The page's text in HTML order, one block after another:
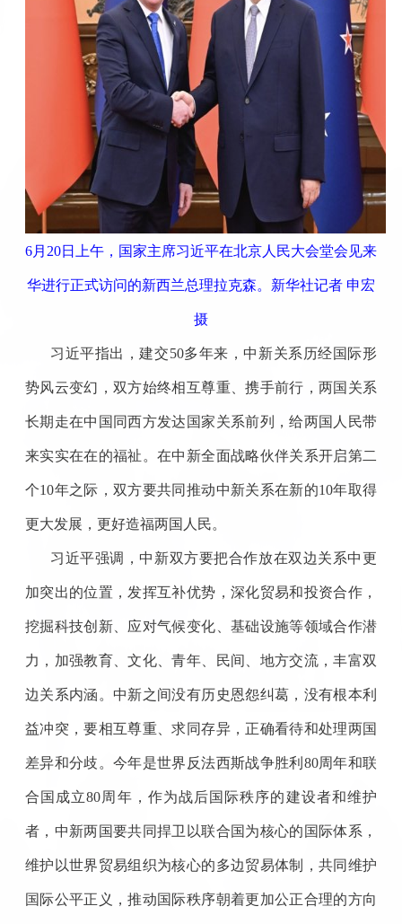
6月20日上午，国家主席习近平在北京人民大会堂会见来
华进行正式访问的新西兰总理拉克森。新华社记者 申宏
摄
习近平指出，建交50多年来，中新关系历经国际形
势风云变幻，双方始终相互尊重、携手前行，两国关系
长期走在中国同西方发达国家关系前列，给两国人民带
来实实在在的福祉。在中新全面战略伙伴关系开启第二
个10年之际，双方要共同推动中新关系在新的10年取得
更大发展，更好造福两国人民。
习近平强调，中新双方要把合作放在双边关系中更
加突出的位置，发挥互补优势，深化贸易和投资合作，
挖掘科技创新、应对气候变化、基础设施等领域合作潜
力，加强教育、文化、青年、民间、地方交流，丰富双
边关系内涵。中新之间没有历史恩怨纠葛，没有根本利
益冲突，要相互尊重、求同存异，正确看待和处理两国
差异和分歧。今年是世界反法西斯战争胜利80周年和联
合国成立80周年，作为战后国际秩序的建设者和维护
者，中新两国要共同捍卫以联合国为核心的国际体系，
维护以世界贸易组织为核心的多边贸易体制，共同维护
国际公平正义，推动国际秩序朝着更加公正合理的方向